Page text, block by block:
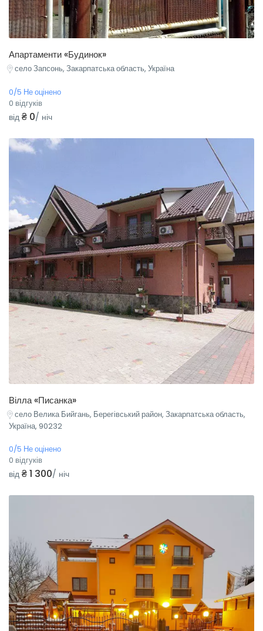
Апартаменти «Будинок»
село Запсонь, Закарпатська область, Україна
0/5 Не оцінено
0 відгуків
від ₴ 0/ ніч
Вілла «Писанка»
село Велика Бийгань, Берегівський район, Закарпатська область,
Україна, 90232
0/5 Не оцінено
0 відгуків
від ₴ 1 300/ ніч